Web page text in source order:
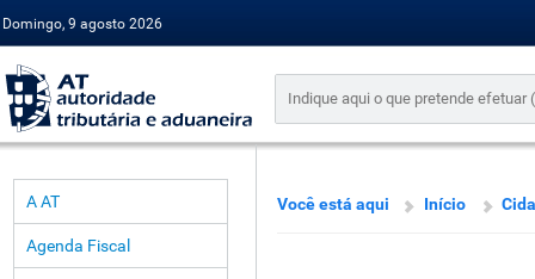
Domingo, 9 agosto 2026
A AT
Agenda Fiscal
Você está aqui Início